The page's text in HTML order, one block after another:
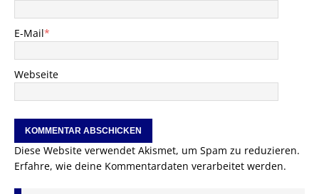
E-Mail*
Webseite
Diese Website verwendet Akismet, um Spam zu reduzieren.
Erfahre, wie deine Kommentardaten verarbeitet werden.